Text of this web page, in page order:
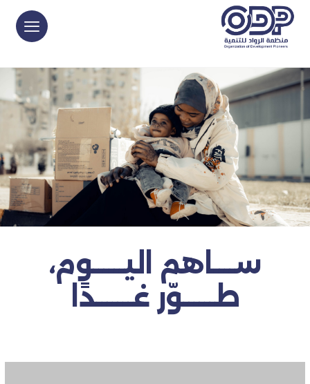
ســــاهم اليــــــوم،
طــــــوّر غـــــــدًا